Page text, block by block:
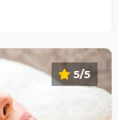
5/5